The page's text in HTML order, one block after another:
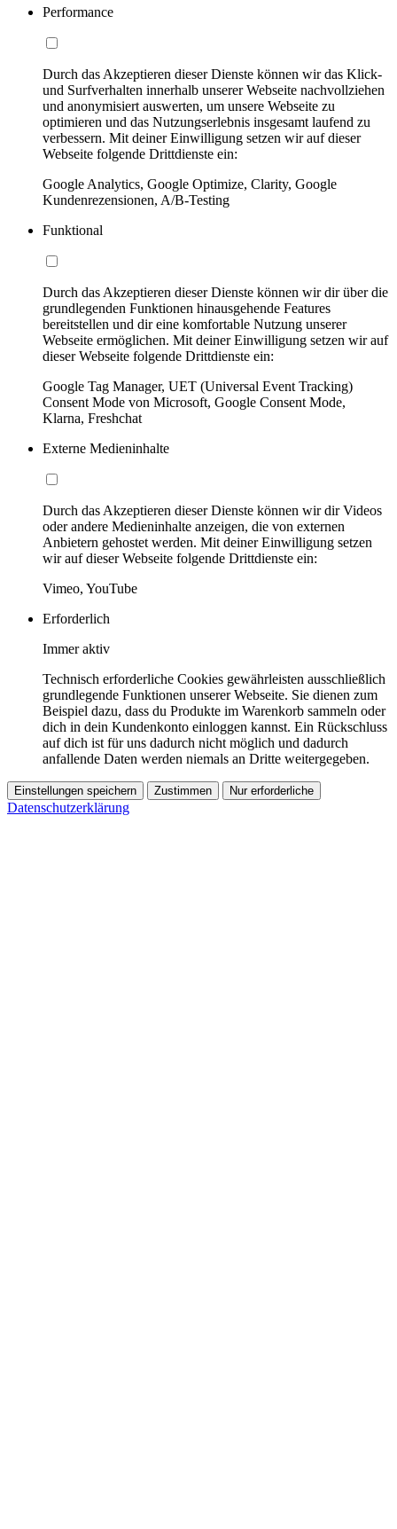
Performance
Durch das Akzeptieren dieser Dienste können wir das Klick-
und Surfverhalten innerhalb unserer Webseite nachvollziehen
und anonymisiert auswerten, um unsere Webseite zu
optimieren und das Nutzungserlebnis insgesamt laufend zu
verbessern. Mit deiner Einwilligung setzen wir auf dieser
Webseite folgende Drittdienste ein:
Google Analytics, Google Optimize, Clarity, Google
Kundenrezensionen, A/B-Testing
Funktional
Durch das Akzeptieren dieser Dienste können wir dir über die
grundlegenden Funktionen hinausgehende Features
bereitstellen und dir eine komfortable Nutzung unserer
Webseite ermöglichen. Mit deiner Einwilligung setzen wir auf
dieser Webseite folgende Drittdienste ein:
Google Tag Manager, UET (Universal Event Tracking)
Consent Mode von Microsoft, Google Consent Mode,
Klarna, Freshchat
Externe Medieninhalte
Durch das Akzeptieren dieser Dienste können wir dir Videos
oder andere Medieninhalte anzeigen, die von externen
Anbietern gehostet werden. Mit deiner Einwilligung setzen
wir auf dieser Webseite folgende Drittdienste ein:
Vimeo, YouTube
Erforderlich
Immer aktiv
Technisch erforderliche Cookies gewährleisten ausschließlich
grundlegende Funktionen unserer Webseite. Sie dienen zum
Beispiel dazu, dass du Produkte im Warenkorb sammeln oder
dich in dein Kundenkonto einloggen kannst. Ein Rückschluss
auf dich ist für uns dadurch nicht möglich und dadurch
anfallende Daten werden niemals an Dritte weitergegeben.
Einstellungen speichern Zustimmen Nur erforderliche
Datenschutzerklärung